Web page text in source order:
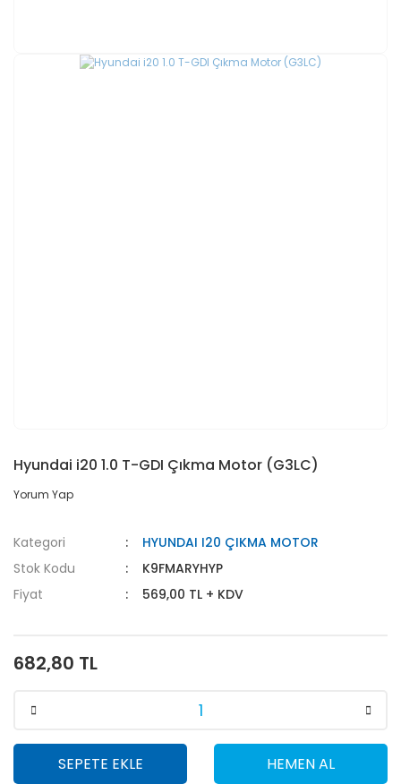
Hyundai i20 1.0 T-GDI Çıkma Motor (G3LC)
Yorum Yap
Kategori
HYUNDAI I20 ÇIKMA MOTOR
Stok Kodu
K9FMARYHYP
Fiyat
569,00 TL + KDV
682,80 TL
SEPETE EKLE HEMEN AL